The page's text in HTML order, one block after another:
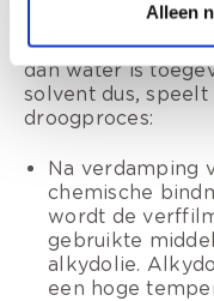
Alleen
Een verf wordt
bij het maken van
dan water is
solvent dus,
droogproces:
Na verdamping
chemische
wordt de
gebruikte
alkydolie.
een hoge